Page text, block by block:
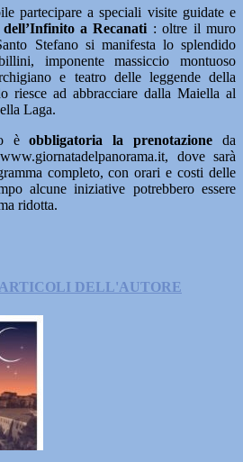
partecipare a speciali visite guidate e
a Recanati : oltre il muro
Stefano si manifesta lo splendido
imponente massiccio montuoso
e teatro delle leggende della
riesce ad abbracciare dalla Maiella al
Laga.
èobbligatoria la prenotazione da
dove sarà
completo, con orari e costi delle
alcune iniziative potrebbero essere
ridotta.
DELL'AUTORE